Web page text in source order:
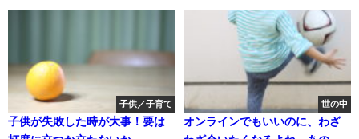
子供／子育て
子供が失敗した時が大事！要は
世の中
オンラインでもいいのに、わざ